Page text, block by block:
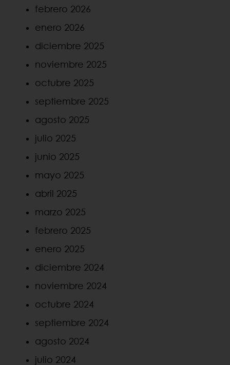
febrero 2026
enero 2026
diciembre 2025
noviembre 2025
octubre 2025
septiembre 2025
agosto 2025
julio 2025
junio 2025
mayo 2025
abril 2025
marzo 2025
febrero 2025
enero 2025
diciembre 2024
noviembre 2024
octubre 2024
septiembre 2024
agosto 2024
julio 2024